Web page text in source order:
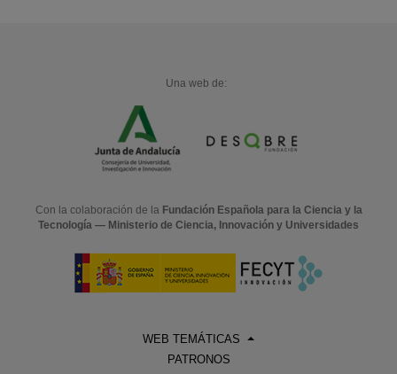
Una web de:
Con la colaboración de la Fundación Española para la Ciencia y la
Tecnología — Ministerio de Ciencia, Innovación y Universidades
WEB TEMÁTICAS
PATRONOS